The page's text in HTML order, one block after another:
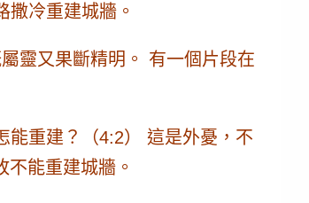
冷重建城牆。
靈又果斷精明。 有一個片段在
能重建？（4:2） 這是外憂，不
能重建城牆。